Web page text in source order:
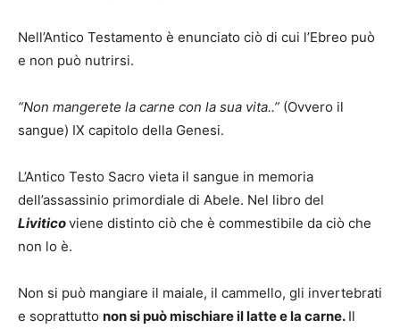
Nell’Antico Testamento è enunciato ciò di cui l’Ebreo può
e non può nutrirsi.
“Non mangerete la carne con la sua vita..” (Ovvero il
sangue) IX capitolo della Genesi.
L’Antico Testo Sacro vieta il sangue in memoria
dell’assassinio primordiale di Abele. Nel libro del
Liviticoviene distinto ciò che è commestibile da ciò che
non lo è.
Non si può mangiare il maiale, il cammello, gli invertebrati
e soprattutto non si può mischiare il latte e la carne. Il